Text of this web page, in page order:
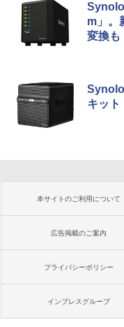
m」。
変換も
キット
本サイトのご利用について
広告掲載のご案内
プライバシーポリシー
インプレスグループ